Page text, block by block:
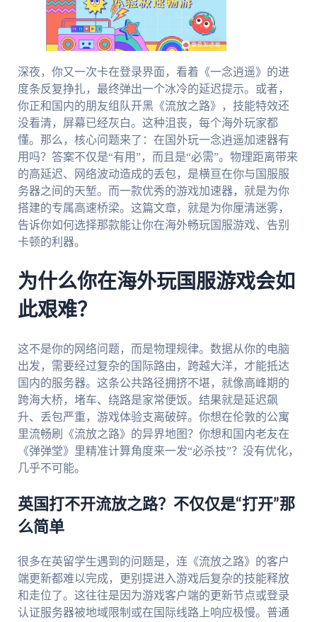
深夜，你又一次卡在登录界面，看着《一念逍遥》的进
度条反复挣扎，最终弹出一个冰冷的延迟提示。或者，
你正和国内的朋友组队开黑《流放之路》，技能特效还
没看清，屏幕已经灰白。这种沮丧，每个海外玩家都
懂。那么，核心问题来了：在国外玩一念逍遥加速器有
用吗？答案不仅是“有用”，而且是“必需”。物理距离带来
的高延迟、网络波动造成的丢包，是横亘在你与国服服
务器之间的天堑。而一款优秀的游戏加速器，就是为你
搭建的专属高速桥梁。这篇文章，就是为你厘清迷雾，
告诉你如何选择那款能让你在海外畅玩国服游戏、告别
卡顿的利器。
为什么你在海外玩国服游戏会如
此艰难？
这不是你的网络问题，而是物理规律。数据从你的电脑
出发，需要经过复杂的国际路由，跨越大洋，才能抵达
国内的服务器。这条公共路径拥挤不堪，就像高峰期的
跨海大桥，堵车、绕路是家常便饭。结果就是延迟飙
升、丢包严重，游戏体验支离破碎。你想在伦敦的公寓
里流畅刷《流放之路》的异界地图？你想和国内老友在
《弹弹堂》里精准计算角度来一发“必杀技”？没有优化，
几乎不可能。
英国打不开流放之路？不仅仅是“打开”那
么简单
很多在英留学生遇到的问题是，连《流放之路》的客户
端更新都难以完成，更别提进入游戏后复杂的技能释放
和走位了。这往往是因为游戏客户端的更新节点或登录
认证服务器被地域限制或在国际线路上响应极慢。普通